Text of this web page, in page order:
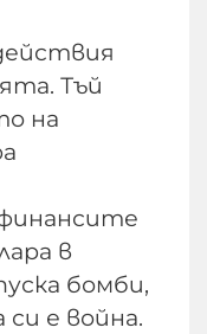
Тъй
на
в
бомби,
е война.